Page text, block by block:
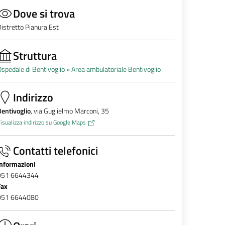
Dove si trova
Pianura Est
Struttura
di Bentivoglio »Area ambulatoriale Bentivoglio
Indirizzo
, via Guglielmo Marconi, 35
indirizzo su Google Maps
Contatti telefonici
6644344
6644080